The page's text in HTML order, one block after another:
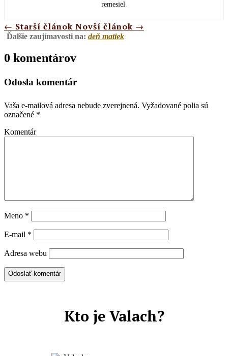
remesiel.
← Starší článok Novší článok →
Ďalšie zaujímavosti na: deň matiek
0 komentárov
Odosla komentár
Vaša e-mailová adresa nebude zverejnená. Vyžadované polia sú
označené *
Komentár
Meno *
E-mail *
Adresa webu
Odoslať komentár
Kto je Valach?